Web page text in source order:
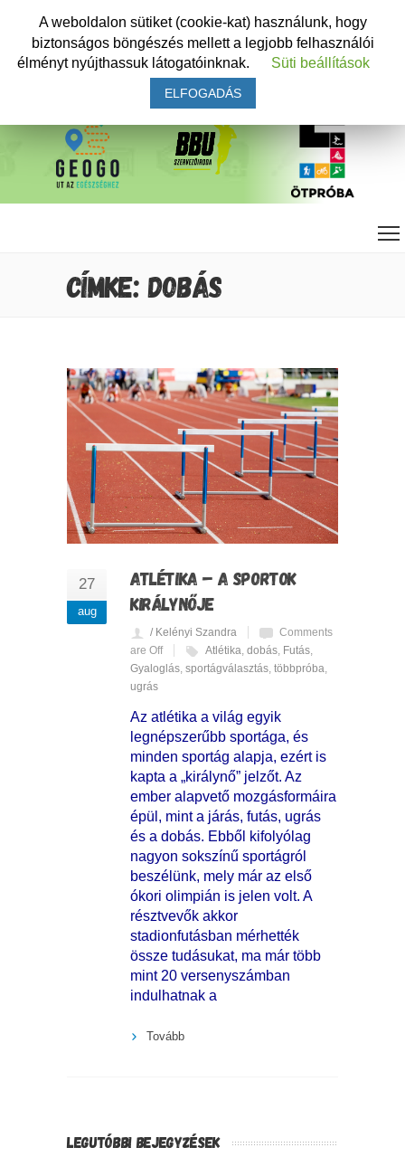
CÍMKE: DOBÁS
27
aug
ATLÉTIKA – A SPORTOK
KIRÁLYNŐJE
/ Kelényi Szandra
Comments
are Off
Atlétika, dobás, Futás,
Gyaloglás, sportágválasztás, többpróba,
ugrás
Az atlétika a világ egyik
legnépszerűbb sportága, és
minden sportág alapja, ezért is
kapta a „királynő” jelzőt. Az
ember alapvető mozgásformáira
épül, mint a járás, futás, ugrás
és a dobás. Ebből kifolyólag
nagyon sokszínű sportágról
beszélünk, mely már az első
ókori olimpián is jelen volt. A
résztvevők akkor
stadionfutásban mérhették
össze tudásukat, ma már több
mint 20 versenyszámban
indulhatnak a
Tovább
LEGUTÓBBI BEJEGYZÉSEK
A weboldalon sütiket (cookie-kat) használunk, hogy
biztonságos böngészés mellett a legjobb felhasználói
élményt nyújthassuk látogatóinknak.
Süti beállítások
ELFOGADÁS